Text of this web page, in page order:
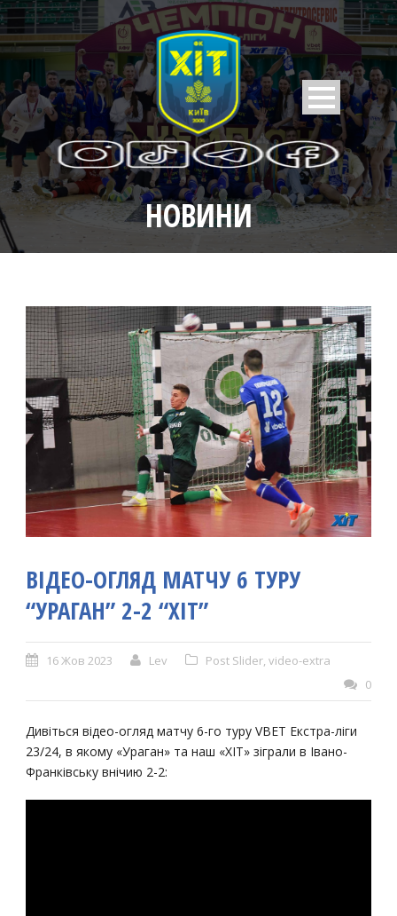
НОВИНИ
ВІДЕО-ОГЛЯД МАТЧУ 6 ТУРУ
“УРАГАН” 2-2 “ХІТ”
16 Жов 2023 Lev Post Slider, video-extra
0
Дивіться відео-огляд матчу 6-го туру VBET Екстра-ліги
23/24, в якому «Ураган» та наш «ХІТ» зіграли в Івано-
Франківську внічию 2-2: